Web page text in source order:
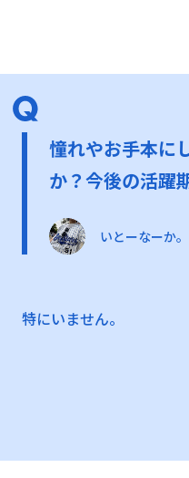
憧れやお手本に
か？今後の活躍
いとーなーか
特にいません。